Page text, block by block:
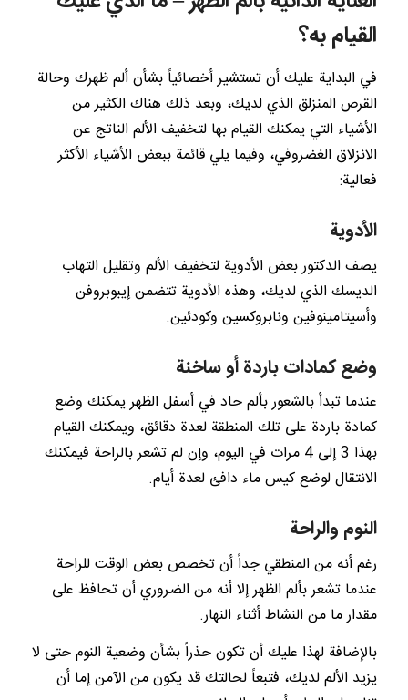
القيام به؟
في البداية عليك أن تستشير أخصائياً بشأن ألم ظهرك وحالة
القرص المنزلق الذي لديك، وبعد ذلك هناك الكثير من
الأشياء التي يمكنك القيام بها لتخفيف الألم الناتج عن
الانزلاق الغضروفي، وفيما يلي قائمة ببعض الأشياء الأكثر
فعالية:
الأدوية
يصف الدكتور بعض الأدوية لتخفيف الألم وتقليل التهاب
الديسك الذي لديك، وهذه الأدوية تتضمن إيبوبروفن
وأسيتامينوفين ونابروكسين وكودئين.
وضع كمادات باردة أو ساخنة
عندما تبدأ بالشعور بألم حاد في أسفل الظهر يمكنك وضع
كمادة باردة على تلك المنطقة لعدة دقائق، ويمكنك القيام
بهذا 3 إلى 4 مرات في اليوم، وإن لم تشعر بالراحة فيمكنك
الانتقال لوضع كيس ماء دافئ لعدة أيام.
النوم والراحة
رغم أنه من المنطقي جداً أن تخصص بعض الوقت للراحة
عندما تشعر بألم الظهر إلا أنه من الضروري أن تحافظ على
مقدار ما من النشاط أثناء النهار.
بالإضافة لهذا عليك أن تكون حذراً بشأن وضعية النوم حتى لا
يزيد الألم لديك، فتبعاً لحالتك قد يكون من الآمن إما أن